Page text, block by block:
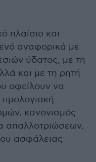
πλαίσιο και
αναφορικά με
ύδατος, με τη
και με τη ρητή
οφείλουν να
κανονισμός
απαλλοτριώσεων,
ασφάλειας